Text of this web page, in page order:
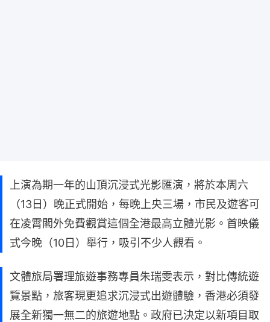
上演為期一年的山頂沉浸式光影匯演，將於本周六
（13日）晚正式開始，每晚上央三場，市民及遊客可
在凌霄閣外免費觀賞這個全港最高立體光影。首映儀
式今晚（10日）舉行，吸引不少人觀看。
文體旅局署理旅遊事務專員朱瑞雯表示，對比傳統遊
覽景點，旅客現更追求沉浸式出遊體驗，香港必須發
展全新獨一無二的旅遊地點。政府已決定以新項目取